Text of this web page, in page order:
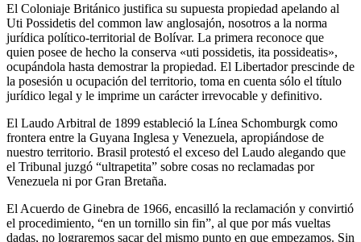
El Coloniaje Británico justifica su supuesta propiedad apelando al
Uti Possidetis del common law anglosajón, nosotros a la norma
jurídica político-territorial de Bolívar. La primera reconoce que
quien posee de hecho la conserva «uti possidetis, ita possideatis»,
ocupándola hasta demostrar la propiedad. El Libertador prescinde de
la posesión u ocupación del territorio, toma en cuenta sólo el título
jurídico legal y le imprime un carácter irrevocable y definitivo.
El Laudo Arbitral de 1899 estableció la Línea Schomburgk como
frontera entre la Guyana Inglesa y Venezuela, apropiándose de
nuestro territorio. Brasil protestó el exceso del Laudo alegando que
el Tribunal juzgó “ultrapetita” sobre cosas no reclamadas por
Venezuela ni por Gran Bretaña.
El Acuerdo de Ginebra de 1966, encasilló la reclamación y convirtió
el procedimiento, “en un tornillo sin fin”, al que por más vueltas
dadas, no lograremos sacar del mismo punto en que empezamos. Sin